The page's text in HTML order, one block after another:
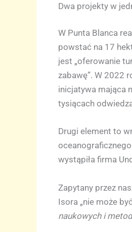
Dwa projekty w
W Punta Blanca
powstać na 17
jest „oferowanie
zabawę”. W 2022
inicjatywa mająca
tysiącach
Drugi element to
wystąpiła firma
Zapytany przez
Isora „nie może
naukowych i